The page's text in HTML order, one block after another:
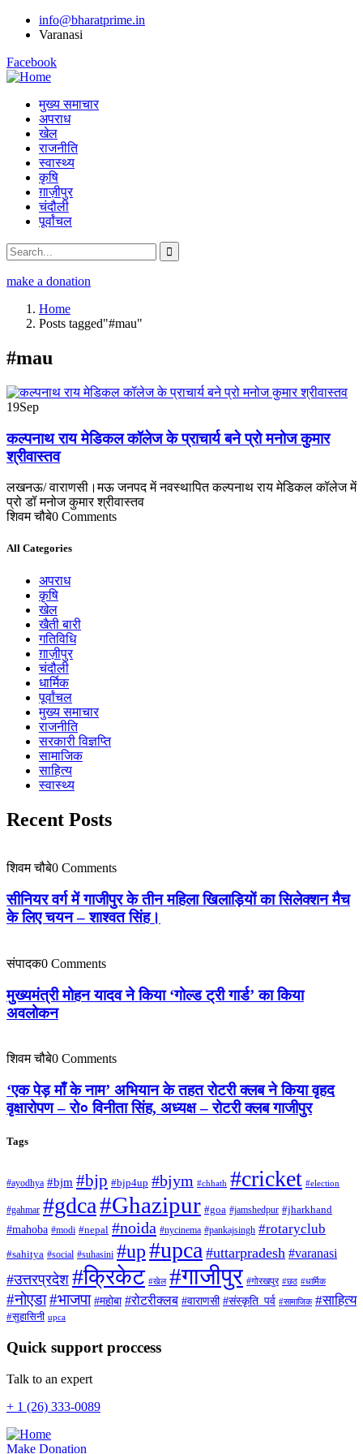
info@bharatprime.in
Varanasi
Facebook
मुख्य समाचार
अपराध
खेल
राजनीति
स्वास्थ्य
कृषि
ग़ाज़ीपुर
चंदौली
पूर्वांचल
make a donation
Home
Posts tagged"#mau"
#mau
19Sep
कल्पनाथ राय मेडिकल कॉलेज के प्राचार्य बने प्रो मनोज कुमार
श्रीवास्तव
लखनऊ/ वाराणसी।मऊ जनपद में नवस्थापित कल्पनाथ राय मेडिकल कॉलेज में
प्रो डॉ मनोज कुमार श्रीवास्तव
शिवम चौबे0 Comments
All Categories
अपराध
कृषि
खेल
खैती बारी
गतिविधि
ग़ाज़ीपुर
चंदौली
धार्मिक
पूर्वांचल
मुख्य समाचार
राजनीति
सरकारी विज्ञप्ति
सामाजिक
साहित्य
स्वास्थ्य
Recent Posts
शिवम चौबे0 Comments
सीनियर वर्ग में गाजीपुर के तीन महिला खिलाड़ियों का सिलेक्शन मैच
के लिए चयन – शाश्वत सिंह।
संपादक0 Comments
मुख्यमंत्री मोहन यादव ने किया ‘गोल्ड ट्री गार्ड’ का किया
अवलोकन
शिवम चौबे0 Comments
‘एक पेड़ माँ के नाम’ अभियान के तहत रोटरी क्लब ने किया वृहद
वृक्षारोपण – रो० विनीता सिंह, अध्यक्ष – रोटरी क्लब गाजीपुर
Tags
#ayodhya #bjm #bjp #bjp4up #bjym #chhath #cricket #election
#gahmar #gdca#Ghazipur #goa #jamshedpur #jharkhand
#mahoba #modi #nepal #noida #nycinema #pankajsingh #rotaryclub
#sahitya #social #suhasini #up#upca #uttarpradesh #varanasi
#उत्तरप्रदेश #क्रिकेट #खेल #गाजीपुर #गोरखपुर #छठ #धार्मिक
#नोएडा#भाजपा #महोबा #रोटरीक्लब #वाराणसी #संस्कृति_पर्व #सामाजिक #साहित्य
#सुहासिनी upca
Quick support proccess
Talk to an expert
+ 1 (26) 333-0089
Make Donation